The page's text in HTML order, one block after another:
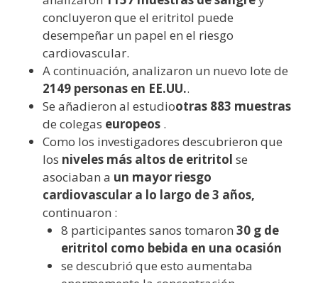
concluyeron que el eritritol puede
desempeñar un papel en el riesgo
cardiovascular.
A continuación, analizaron un nuevo lote de
2149 personas en EE.UU..
Se añadieron al estudiootras 883 muestras
de colegas europeos .
Como los investigadores descubrieron que
los niveles más altos de eritritol se
asociaban a un mayor riesgo
cardiovascular a lo largo de 3 años,
continuaron :
8 participantes sanos tomaron 30 g de
eritritol como bebida en una ocasión
se descubrió que esto aumentaba